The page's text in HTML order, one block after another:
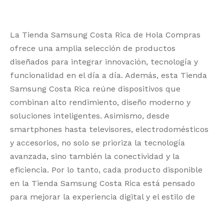
La Tienda Samsung Costa Rica de Hola Compras
ofrece una amplia selección de productos
diseñados para integrar innovación, tecnología y
funcionalidad en el día a día. Además, esta Tienda
Samsung Costa Rica reúne dispositivos que
combinan alto rendimiento, diseño moderno y
soluciones inteligentes. Asimismo, desde
smartphones hasta televisores, electrodomésticos
y accesorios, no solo se prioriza la tecnología
avanzada, sino también la conectividad y la
eficiencia. Por lo tanto, cada producto disponible
en la Tienda Samsung Costa Rica está pensado
para mejorar la experiencia digital y el estilo de